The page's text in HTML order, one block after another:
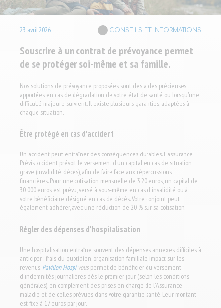
23 avril2026 CONSEILS ET INFORMATIONS
Souscrire à un contrat de prévoyance permet
de se protéger soi-même et sa famille.
Nos solutions de prévoyance proposées sont des aides précieuses
apportées en cas de dégradation de votre état de santé ou lorsqu'une
difficulté majeure survient. Il existe plusieurs garanties, adaptées à
chaque situation.
Être protégé en cas d'accident
Un accident peut entraîner des conséquences durables. L'assurance
Prévis accident prévoit le versement d'un capital en cas de situation
grave (invalidité, décès), afin de faire face aux répercussions
financières. Pour une cotisation mensuelle de 3,20 euros, un capital de
30 000 euros est prévu, versé à vous-même en cas d'invalidité ou à
votre bénéficiaire désigné en cas de décès. Votre conjoint peut
également adhérer, avec une réduction de 20 % sur sa cotisation.
Régler des dépenses d'hospitalisation
Une hospitalisation entraîne souvent des dépenses annexes difficiles à
anticiper : frais du quotidien, organisation familiale, impact sur les
revenus.Pavillon Hospivouspermet de bénéficier du versement
d'indemnités journalières dès le premier jour (selon les conditions
générales), en complément des prises en charge de l'Assurance
maladie et de celles prévues dans votre garantie santé. Leur montant
est fixé à 17 euros par jour.